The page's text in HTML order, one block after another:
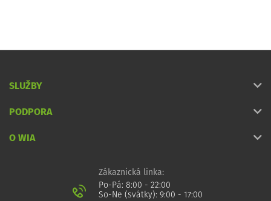
SLUŽBY
PODPORA
O WIA
Zákaznická linka:
Po-Pá: 8:00 - 22:00
So-Ne (svátky): 9:00 - 17:00